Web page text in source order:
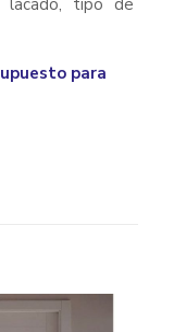
lacado, tipo de
para